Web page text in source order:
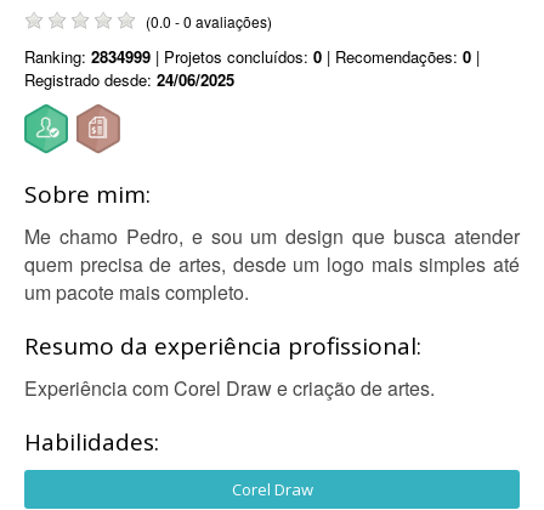
(0.0 - 0 avaliações)
Ranking: 2834999 | Projetos concluídos: 0 | Recomendações: 0 |
Registrado desde: 24/06/2025
Sobre mim:
Me chamo Pedro, e sou um design que busca atender
quem precisa de artes, desde um logo mais simples até
um pacote mais completo.
Resumo da experiência profissional:
Experiência com Corel Draw e criação de artes.
Habilidades:
Corel Draw